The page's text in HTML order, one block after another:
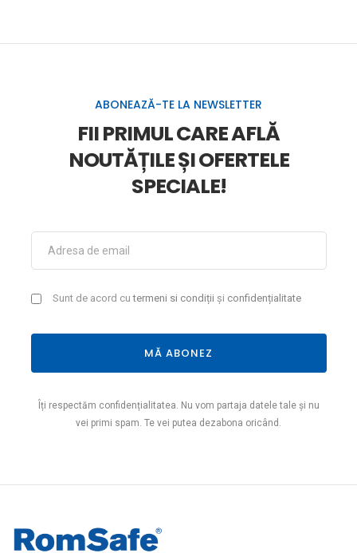
ABONEAZĂ-TE LA NEWSLETTER
FII PRIMUL CARE AFLĂ
NOUTĂȚILE ȘI OFERTELE
SPECIALE!
Sunt de acord cutermeni si condiții și confidențialitate
MĂ ABONEZ
Îți respectăm confidențialitatea. Nu vom partaja datele tale și nu
vei primi spam. Te vei putea dezabona oricând.